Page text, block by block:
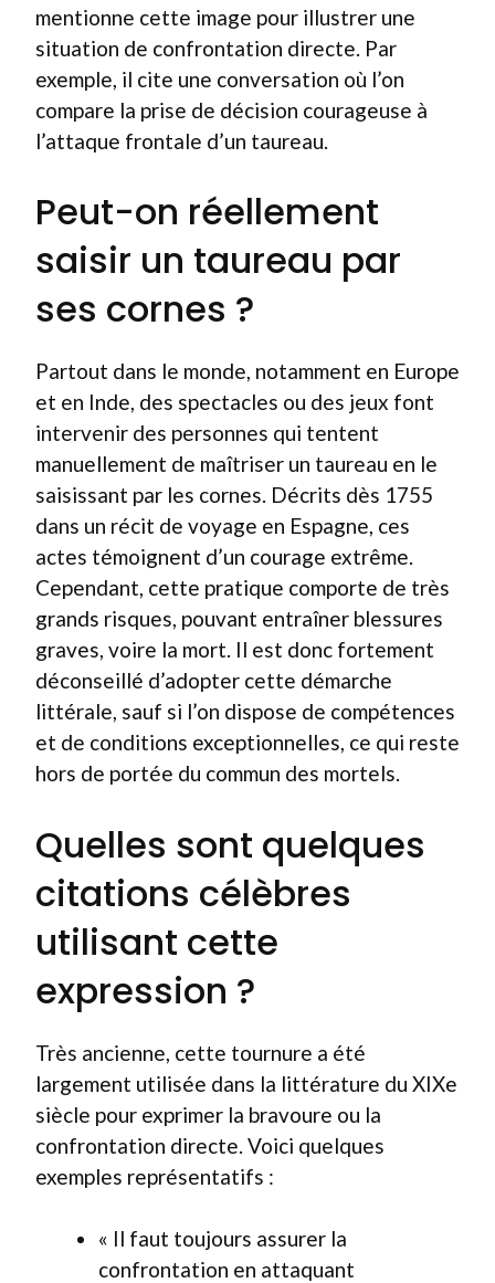
mentionne cette image pour illustrer une
situation de confrontation directe. Par
exemple, il cite une conversation où l’on
compare la prise de décision courageuse à
l’attaque frontale d’un taureau.
Peut-on réellement
saisir un taureau par
ses cornes ?
Partout dans le monde, notamment en Europe
et en Inde, des spectacles ou des jeux font
intervenir des personnes qui tentent
manuellement de maîtriser un taureau en le
saisissant par les cornes. Décrits dès 1755
dans un récit de voyage en Espagne, ces
actes témoignent d’un courage extrême.
Cependant, cette pratique comporte de très
grands risques, pouvant entraîner blessures
graves, voire la mort. Il est donc fortement
déconseillé d’adopter cette démarche
littérale, sauf si l’on dispose de compétences
et de conditions exceptionnelles, ce qui reste
hors de portée du commun des mortels.
Quelles sont quelques
citations célèbres
utilisant cette
expression ?
Très ancienne, cette tournure a été
largement utilisée dans la littérature du XIXe
siècle pour exprimer la bravoure ou la
confrontation directe. Voici quelques
exemples représentatifs :
« Il faut toujours assurer la
confrontation en attaquant